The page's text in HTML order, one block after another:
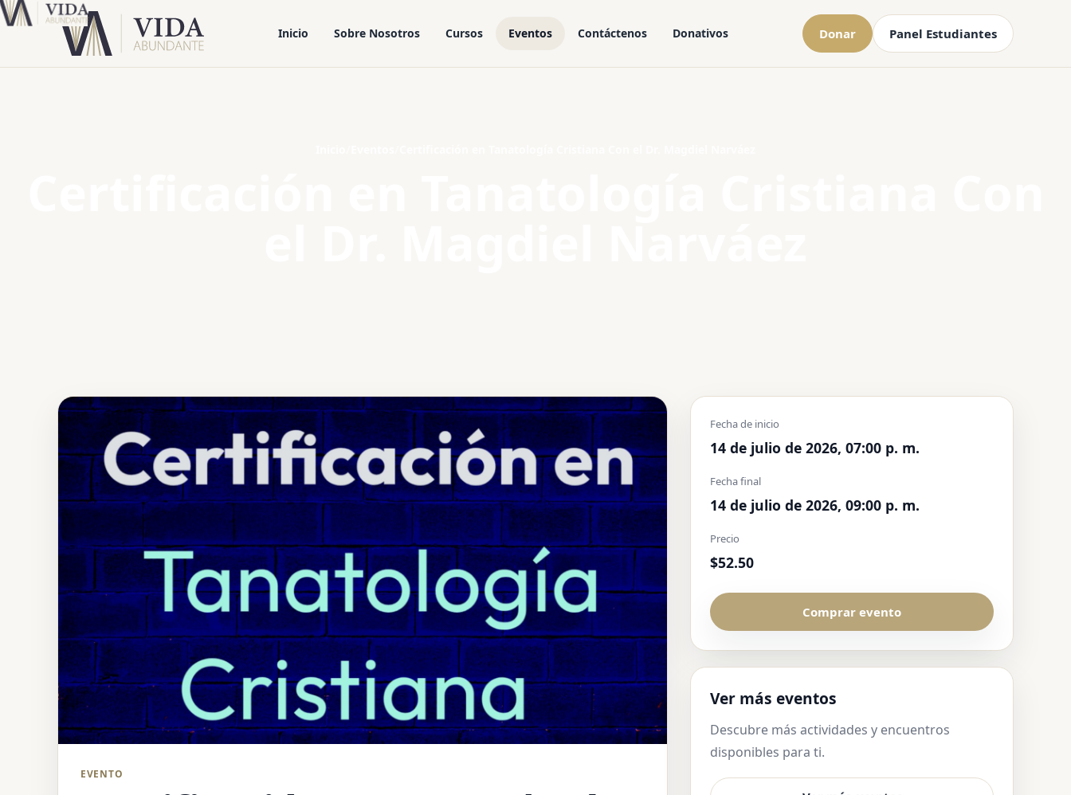
Inicio Sobre Nosotros Cursos Eventos Contáctenos Donativos Donar Panel Estudiantes
EVENTO
Fecha de inicio
14 de julio de 2026, 07:00 p. m.
Fecha final
14 de julio de 2026, 09:00 p. m.
Precio
$52.50
Comprar evento
Ver más eventos
Descubre más actividades y encuentros
disponibles para ti.